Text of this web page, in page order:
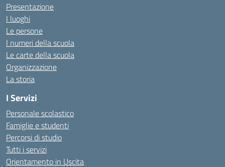
Presentazione
I luoghi
Le persone
I numeri della scuola
Le carte della scuola
Organizzazione
La storia
I Servizi
Personale scolastico
Famiglie e studenti
Percorsi di studio
Tutti i servizi
Orientamento in Uscita